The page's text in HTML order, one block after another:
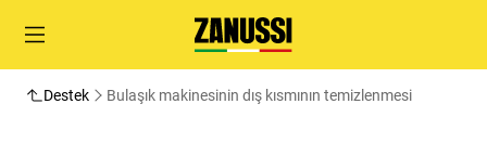
Destek Bulaşık makinesinin dış kısmının temizlenmesi